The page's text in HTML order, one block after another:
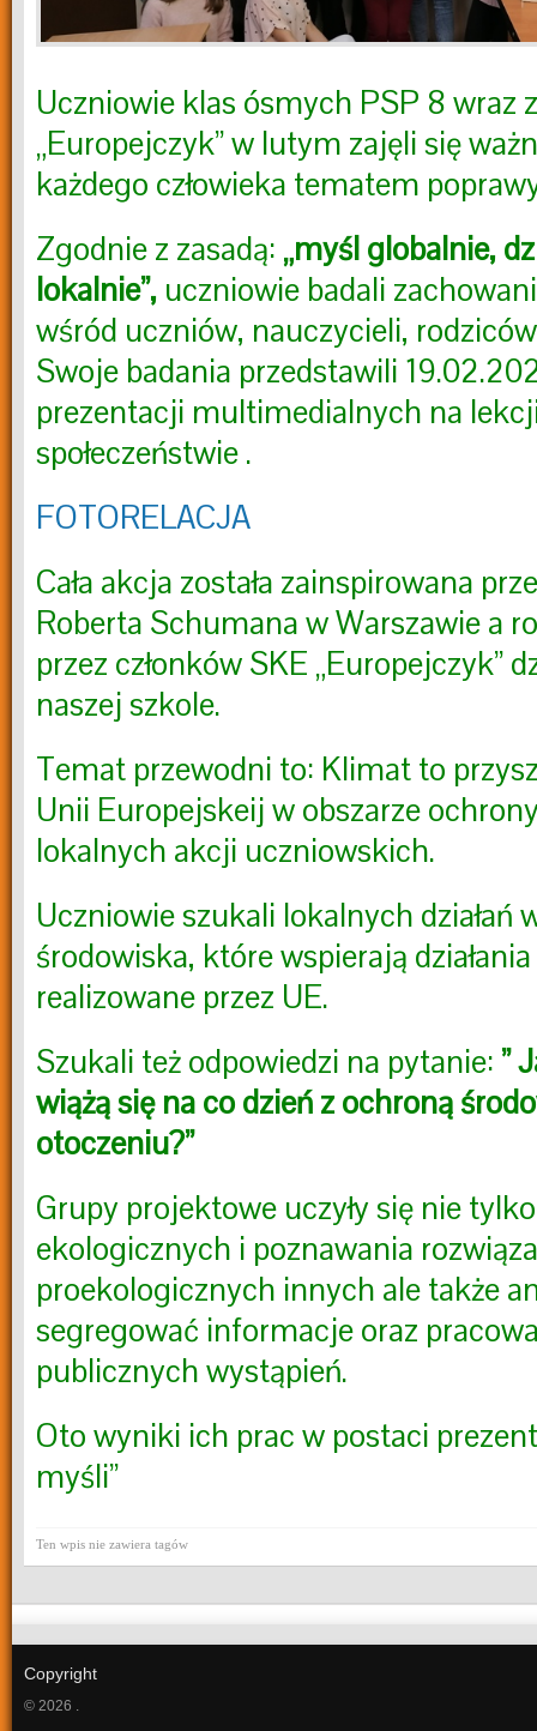
Uczniowie klas ósmych PSP 8 wraz
„Europejczyk” w lutym zajęli się
każdego człowieka tematem
Zgodnie z zasadą: „myśl globalnie,
lokalnie”, uczniowie badali
wśród uczniów, nauczycieli,
Swoje badania przedstawili
prezentacji multimedialnych na
społeczeństwie .
FOTORELACJA
Cała akcja została zainspirowana
Roberta Schumana w Warszawie a
przez członków SKE „Europejczyk”
naszej szkole.
Temat przewodni to: Klimat to
Unii Europejskeij w obszarze
lokalnych akcji uczniowskich.
Uczniowie szukali lokalnych działań
środowiska, które wspierają
realizowane przez UE.
Szukali też odpowiedzi na pytanie: ”
wiążą się na co dzień z ochroną
otoczeniu?”
Grupy projektowe uczyły się nie tylko
ekologicznych i poznawania
proekologicznych innych ale także
segregować informacje oraz
publicznych wystąpień.
Oto wyniki ich prac w postaci
myśli”
Ten wpis nie zawiera tagów
Copyright
© 2026 .